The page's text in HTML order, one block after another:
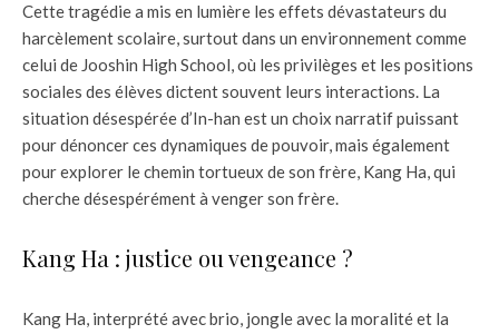
Cette tragédie a mis en lumière les effets dévastateurs du
harcèlement scolaire, surtout dans un environnement comme
celui de Jooshin High School, où les privilèges et les positions
sociales des élèves dictent souvent leurs interactions. La
situation désespérée d’In-han est un choix narratif puissant
pour dénoncer ces dynamiques de pouvoir, mais également
pour explorer le chemin tortueux de son frère, Kang Ha, qui
cherche désespérément à venger son frère.
Kang Ha : justice ou vengeance ?
Kang Ha, interprété avec brio, jongle avec la moralité et la